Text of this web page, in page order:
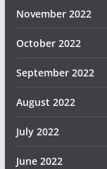
November 2022
October 2022
September 2022
August 2022
July 2022
June 2022